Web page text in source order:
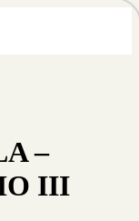
–
III